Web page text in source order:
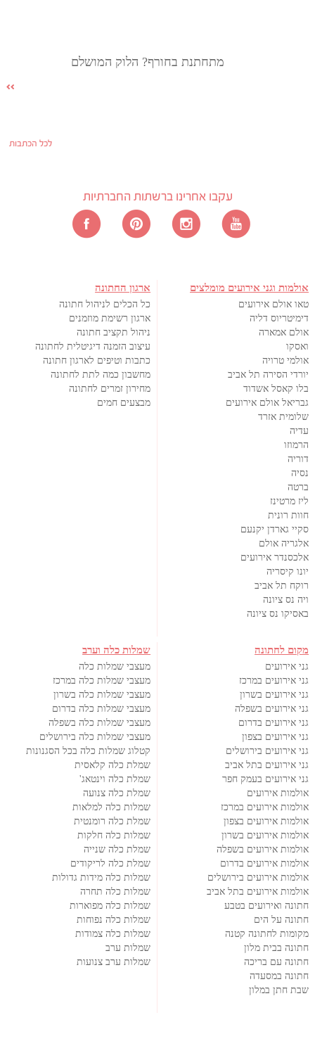
מתחתנת בחורף? הלוק המושלם
לכל הכתבות
עקבו אחרינו ברשתות החברתיות
אולמות וגני אירועים מומלצים
טאו אולם אירועים
דימיטריוס דליה
אולם אמארה
ואסקו
אולמי טרויה
יורדי הסירה תל אביב
בלו קאסל אשדוד
גבריאל אולם אירועים
שלומית אזרד
עדיה
הרמוזו
דוריה
נסיה
ברטה
ליז מרטינז
חוות רונית
סקיי גארדן יקנעם
אלגריה אולם
אלכסנדר אירועים
יונו קיסריה
רוקח תל אביב
ויה נס ציונה
באסיקו נס ציונה
ארגון החתונה
כל הכלים לניהול חתונה
ארגון רשימת מוזמנים
ניהול תקציב חתונה
עיצוב הזמנה דיגיטלית לחתונה
כתבות וטיפים לארגון חתונה
מחשבון כמה לתת לחתונה
מחירון זמרים לחתונה
מבצעים חמים
מקום לחתונה
גני אירועים
גני אירועים במרכז
גני אירועים בשרון
גני אירועים בשפלה
גני אירועים בדרום
גני אירועים בצפון
גני אירועים בירושלים
גני אירועים בתל אביב
גני אירועים בעמק חפר
אולמות אירועים
אולמות אירועים במרכז
אולמות אירועים בצפון
אולמות אירועים בשרון
אולמות אירועים בשפלה
אולמות אירועים בדרום
אולמות אירועים בירושלים
אולמות אירועים בתל אביב
חתונה ואירועים בטבע
חתונה על הים
מקומות לחתונה קטנה
חתונה בבית מלון
חתונה עם בריכה
חתונה במסעדה
שבת חתן במלון
שמלות כלה וערב
מעצבי שמלות כלה
מעצבי שמלות כלה במרכז
מעצבי שמלות כלה בשרון
מעצבי שמלות כלה בדרום
מעצבי שמלות כלה בשפלה
מעצבי שמלות כלה בירושלים
קטלוג שמלות כלה בכל הסגנונות
שמלת כלה קלאסית
שמלת כלה וינטאג'
שמלת כלה צנועה
שמלות כלה למלאות
שמלת כלה רומנטית
שמלות כלה חלקות
שמלת כלה שנייה
שמלת כלה לריקודים
שמלות כלה מידות גדולות
שמלות כלה תחרה
שמלות כלה מפוארות
שמלות כלה נפוחות
שמלות כלה צמודות
שמלות ערב
שמלות ערב צנועות